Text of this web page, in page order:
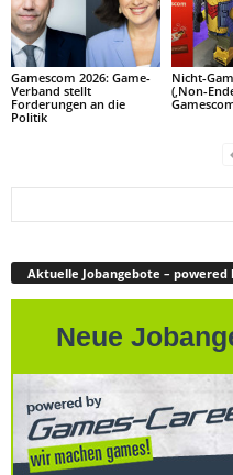
Gamescom 2026: Game-
Verband stellt
Forderungen an die
Politik
Nicht-
(‚Non-
Aktuelle Jobangebote – powered